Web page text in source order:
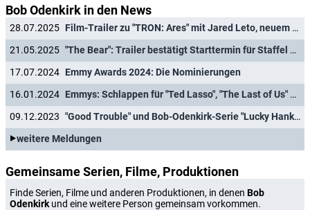
Bob Odenkirk in den News
28.07.2025
Film-Trailer zu "TRON: Ares" mit Jared Leto, neuem "Predator"-Film und "Mortal Kombat"-Sequel
21.05.2025
"The Bear": Trailer bestätigt Starttermin für Staffel 4 der preisgekrönten Serie
17.07.2024 Emmy Awards 2024: Die Nominierungen
16.01.2024
Emmys: Schlappen für "Ted Lasso", "The Last of Us" und "Better Call Saul"
09.12.2023
"Good Trouble" und Bob-Odenkirk-Serie "Lucky Hank" abgesetzt
weitere Meldungen
Gemeinsame Serien, Filme, Produktionen
Finde Serien, Filme und anderen Produktionen, in denen Bob
Odenkirk und eine weitere Person gemeinsam vorkommen.